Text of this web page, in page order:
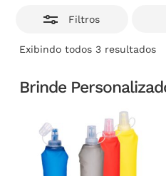
Filtros
Exibindo todos 3 resultados
Brinde